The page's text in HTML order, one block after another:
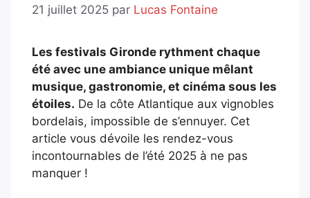
21 juillet 2025 par Lucas Fontaine
Les festivals Gironde rythment chaque
été avec une ambiance unique mêlant
musique, gastronomie, et cinéma sous les
étoiles. De la côte Atlantique aux vignobles
bordelais, impossible de s’ennuyer. Cet
article vous dévoile les rendez-vous
incontournables de l’été 2025 à ne pas
manquer !